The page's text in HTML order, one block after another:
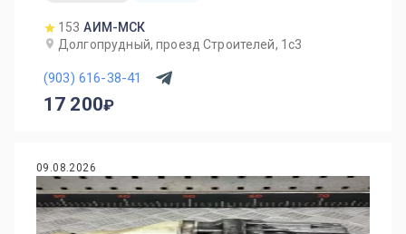
153 АИМ-МСК
Долгопрудный, проезд Строителей, 1с3
(903) 616-38-41
17 200
09.08.2026